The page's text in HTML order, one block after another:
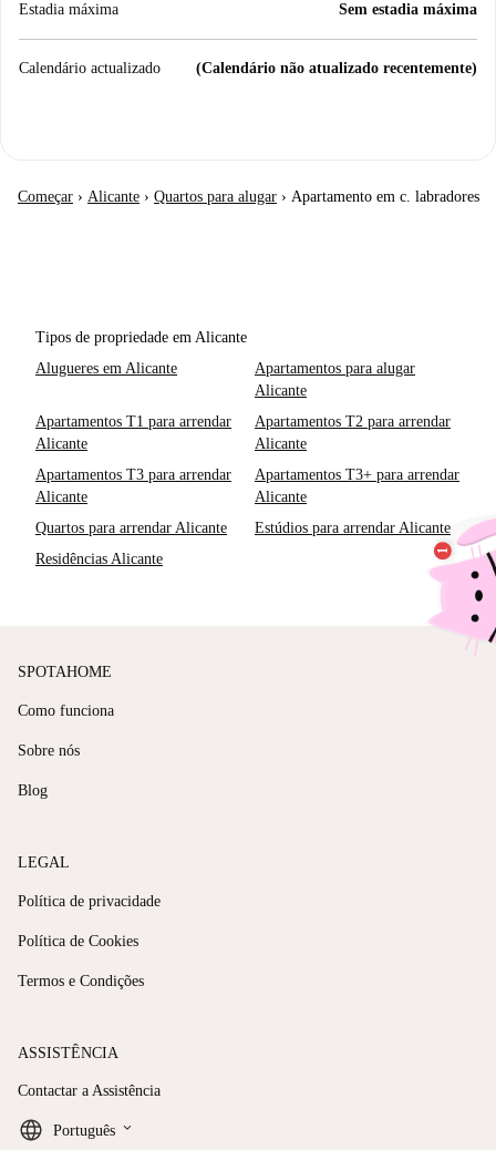
Estadia máxima Sem estadia máxima
Calendário actualizado (Calendário não atualizado recentemente)
Começar › Alicante › Quartos para alugar › Apartamento em c. labradores
Tipos de propriedade em Alicante
Alugueres em Alicante
Apartamentos para alugar
Alicante
Apartamentos T1 para arrendar
Alicante
Apartamentos T2 para arrendar
Alicante
Apartamentos T3 para arrendar
Alicante
Apartamentos T3+ para arrendar
Alicante
Quartos para arrendar Alicante
Estúdios para arrendar Alicante
Residências Alicante
SPOTAHOME
Como funciona
Sobre nós
Blog
LEGAL
Política de privacidade
Política de Cookies
Termos e Condições
ASSISTÊNCIA
Contactar a Assistência
Português keyboard_arrow_down